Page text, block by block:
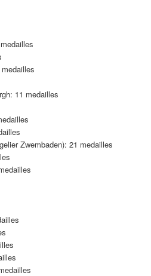
11 medailles
Zwembaden): 21 medailles